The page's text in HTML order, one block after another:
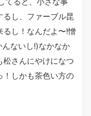
るし、ファーブル昆
るし！なんだよ〜!憎
ないし!)なかなか
さんにやけになつ
！しかも茶色い方の